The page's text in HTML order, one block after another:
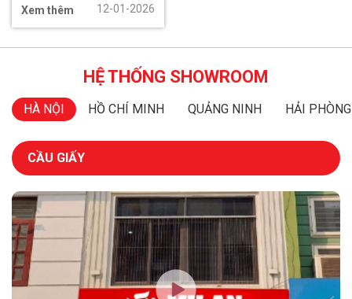
châu Âu, động cơ DC hiện
Xem thêm 12-01-2026
HỆ THỐNG SHOWROOM
HÀ NỘI HỒ CHÍ MINH QUẢNG NINH HẢI PHÒNG
CẦU GIẤY